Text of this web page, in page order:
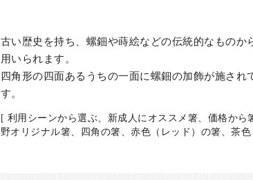
古い歴史を持ち、螺鈿や蒔絵などの伝統的なもの
用いられます。
四角形の四面あるうちの一面に螺鈿の加飾が施さ
す。
[ 利用シーンから選ぶ、新成人にオススメ箸、価格か
野オリジナル箸、四角の箸、赤色（レッド）の箸、茶